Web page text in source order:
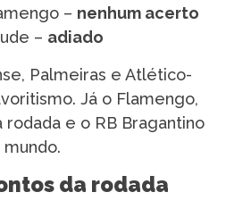
– nenhum acerto
– adiado
Palmeiras e Atlético-
Já o Flamengo,
rodada e o RB Bragantino
da rodada